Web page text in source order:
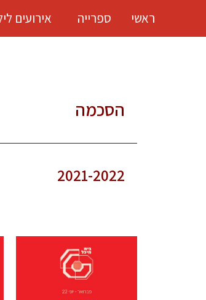
ראשי ספרייה אירועים
הסכמה
2021-2022